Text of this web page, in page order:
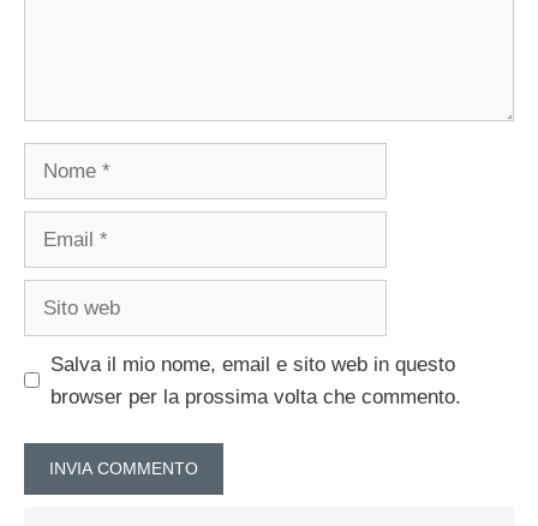
Salva il mio nome, email e sito web in questo
browser per la prossima volta che commento.